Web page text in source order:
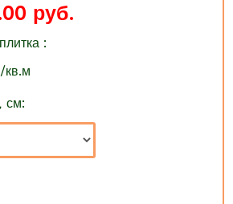
руб.
:
кв.м
см: